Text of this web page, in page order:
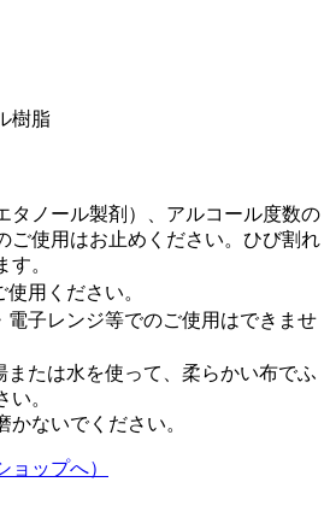
樹脂
タノール製剤）、アルコール度数の
ご使用はお止めください。ひび割れ
。
用ください。
子レンジ等でのご使用はできませ
たは水を使って、柔らかい布でふ
。
ないでください。
ョップへ）